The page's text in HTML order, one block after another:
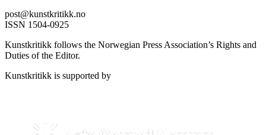
post@kunstkritikk.no
ISSN 1504-0925
Kunstkritikk follows the Norwegian Press Association’s Rights and
Duties of the Editor.
Kunstkritikk is supported by